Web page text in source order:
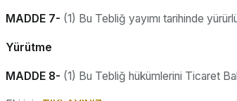
MADDE 7- (1) Bu Tebliğ yayımı tarihinde
Yürütme
MADDE 8- (1) Bu Tebliğ hükümlerini Ticaret